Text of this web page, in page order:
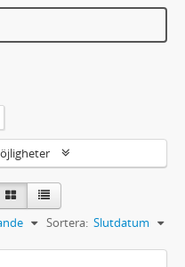
Sortera: Slutdatum